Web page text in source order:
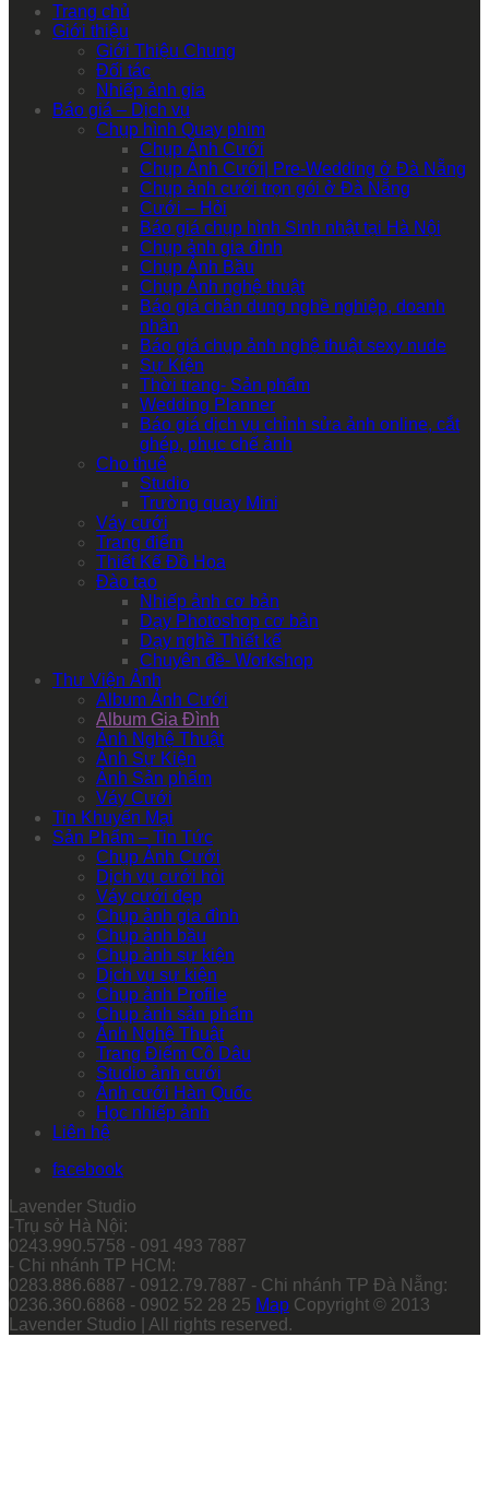
Trang chủ
Giới thiệu
Giới Thiệu Chung
Đối tác
Nhiếp ảnh gia
Báo giá – Dịch vụ
Chụp hình Quay phim
Chụp Ảnh Cưới
Chụp Ảnh Cưới| Pre-Wedding ở Đà Nẵng
Chụp ảnh cưới trọn gói ở Đà Nẵng
Cưới – Hỏi
Báo giá chụp hình Sinh nhật tại Hà Nội
Chụp ảnh gia đình
Chụp Ảnh Bầu
Chụp Ảnh nghệ thuật
Báo giá chân dung nghề nghiệp, doanh
nhân
Báo giá chụp ảnh nghệ thuật sexy nude
Sự Kiện
Thời trang- Sản phẩm
Wedding Planner
Báo giá dịch vụ chỉnh sửa ảnh online, cắt
ghép, phục chế ảnh
Cho thuê
Studio
Trường quay Mini
Váy cưới
Trang điểm
Thiết Kế Đồ Họa
Đào tạo
Nhiếp ảnh cơ bản
Dạy Photoshop cơ bản
Dạy nghề Thiết kế
Chuyên đề- Workshop
Thư Viện Ảnh
Album Ảnh Cưới
Album Gia Đình
Ảnh Nghệ Thuật
Ảnh Sự Kiện
Ảnh Sản phẩm
Váy Cưới
Tin Khuyến Mại
Sản Phẩm – Tin Tức
Chụp Ảnh Cưới
Dịch vụ cưới hỏi
Váy cưới đẹp
Chụp ảnh gia đình
Chụp ảnh bầu
Chụp ảnh sự kiện
Dịch vụ sự kiện
Chụp ảnh Profile
Chụp ảnh sản phẩm
Ảnh Nghệ Thuật
Trang Điểm Cô Dâu
Studio ảnh cưới
Ảnh cưới Hàn Quốc
Học nhiếp ảnh
Liên hệ
facebook
Lavender Studio
-Trụ sở Hà Nội:
0243.990.5758 - 091 493 7887
- Chi nhánh TP HCM:
0283.886.6887 - 0912.79.7887 - Chi nhánh TP Đà Nẵng:
0236.360.6868 - 0902 52 28 25 Map Copyright © 2013
Lavender Studio | All rights reserved.